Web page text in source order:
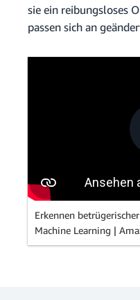
sie ein reibungsloses
passen sich an
Erkennen
Machine Learning |